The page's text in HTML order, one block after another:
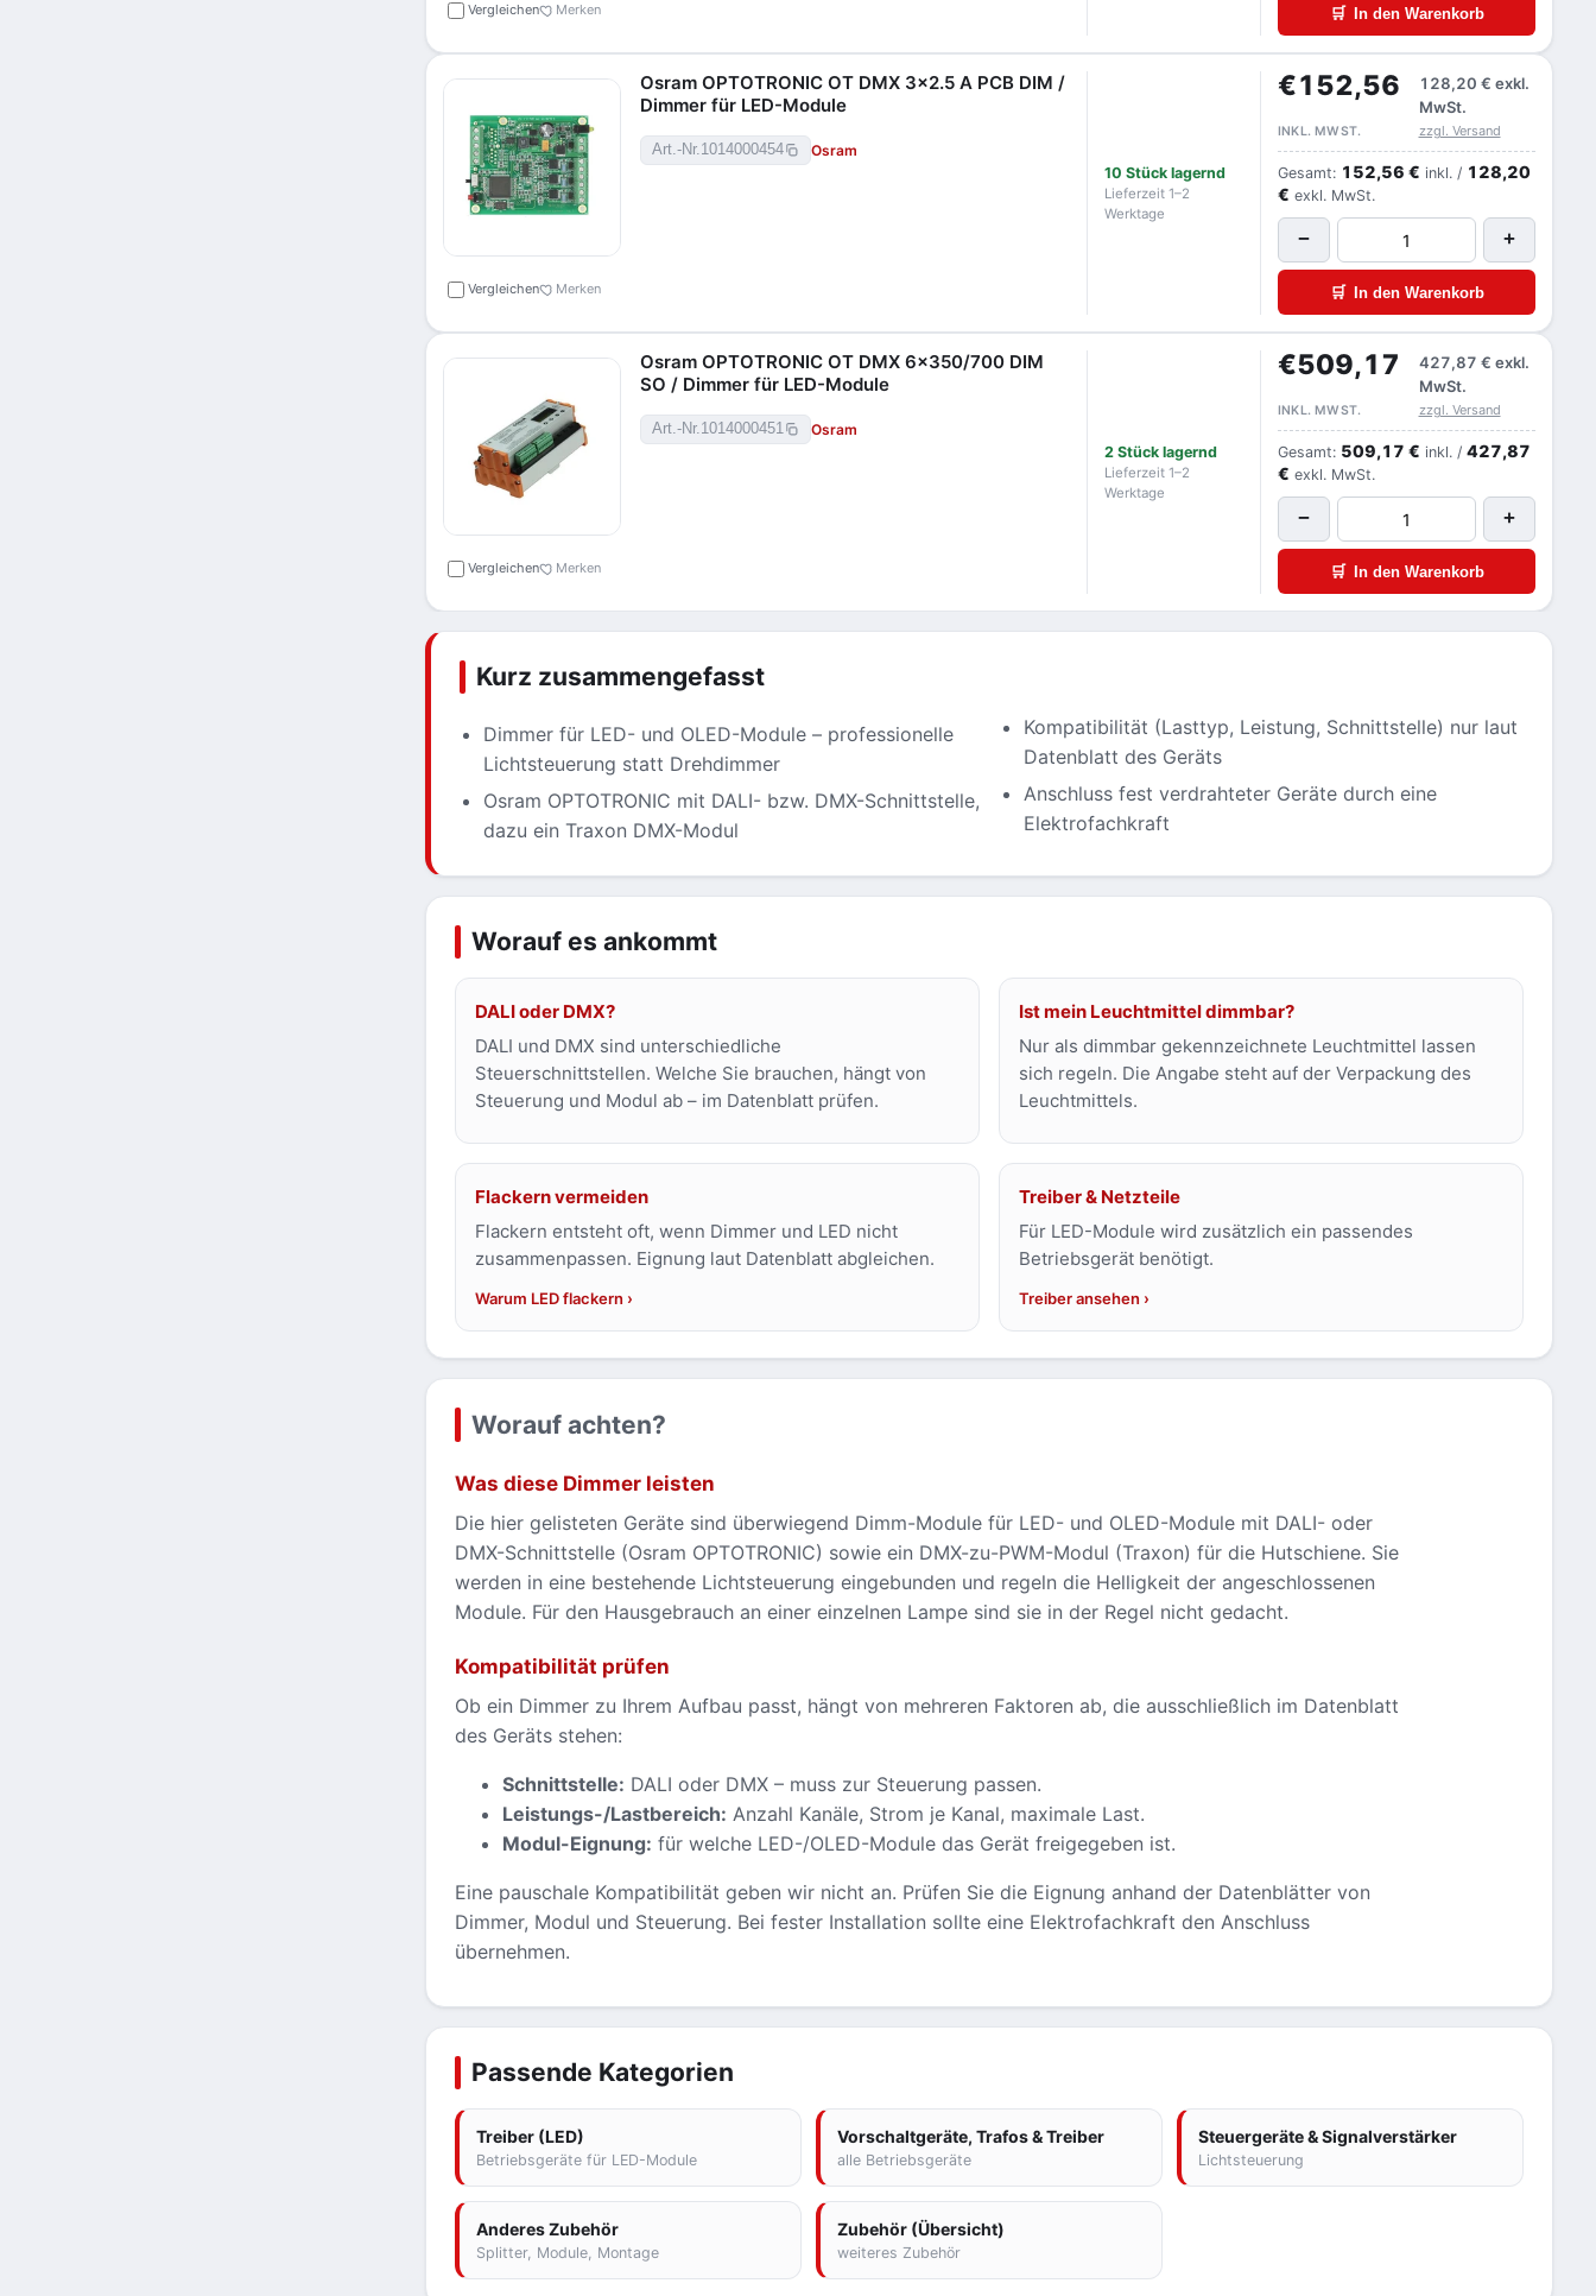
Vergleichen Merken 🛒 In den Warenkorb
Vergleichen Merken
Osram OPTOTRONIC OT DMX 3x2.5 A PCB DIM /
Dimmer für LED-Module
Art.-Nr.1014000454
Osram
10 Stück lagernd
Lieferzeit 1–2
Werktage
€152,56 128,20 € exkl.
MwSt.
INKL. MWST. zzgl. Versand
Gesamt: 152,56 € inkl. / 128,20
€ exkl. MwSt.
− +
🛒 In den Warenkorb
Vergleichen Merken
Osram OPTOTRONIC OT DMX 6x350/700 DIM
SO / Dimmer für LED-Module
Art.-Nr.1014000451
Osram
2 Stück lagernd
Lieferzeit 1–2
Werktage
€509,17 427,87 € exkl.
MwSt.
INKL. MWST. zzgl. Versand
Gesamt: 509,17 € inkl. / 427,87
€ exkl. MwSt.
− +
🛒 In den Warenkorb
Kurz zusammengefasst
Dimmer für LED- und OLED-Module – professionelle
Lichtsteuerung statt Drehdimmer
Osram OPTOTRONIC mit DALI- bzw. DMX-Schnittstelle,
dazu ein Traxon DMX-Modul
Kompatibilität (Lasttyp, Leistung, Schnittstelle) nur laut
Datenblatt des Geräts
Anschluss fest verdrahteter Geräte durch eine
Elektrofachkraft
Worauf es ankommt
DALI oder DMX?
DALI und DMX sind unterschiedliche
Steuerschnittstellen. Welche Sie brauchen, hängt von
Steuerung und Modul ab – im Datenblatt prüfen.
Ist mein Leuchtmittel dimmbar?
Nur als dimmbar gekennzeichnete Leuchtmittel lassen
sich regeln. Die Angabe steht auf der Verpackung des
Leuchtmittels.
Flackern vermeiden
Flackern entsteht oft, wenn Dimmer und LED nicht
zusammenpassen. Eignung laut Datenblatt abgleichen.
Warum LED flackern
Treiber & Netzteile
Für LED-Module wird zusätzlich ein passendes
Betriebsgerät benötigt.
Treiber ansehen
Worauf achten?
Was diese Dimmer leisten
Die hier gelisteten Geräte sind überwiegend Dimm-Module für LED- und OLED-Module mit DALI- oder
DMX-Schnittstelle (Osram OPTOTRONIC) sowie ein DMX-zu-PWM-Modul (Traxon) für die Hutschiene. Sie
werden in eine bestehende Lichtsteuerung eingebunden und regeln die Helligkeit der angeschlossenen
Module. Für den Hausgebrauch an einer einzelnen Lampe sind sie in der Regel nicht gedacht.
Kompatibilität prüfen
Ob ein Dimmer zu Ihrem Aufbau passt, hängt von mehreren Faktoren ab, die ausschließlich im Datenblatt
des Geräts stehen:
Schnittstelle: DALI oder DMX – muss zur Steuerung passen.
Leistungs-/Lastbereich: Anzahl Kanäle, Strom je Kanal, maximale Last.
Modul-Eignung: für welche LED-/OLED-Module das Gerät freigegeben ist.
Eine pauschale Kompatibilität geben wir nicht an. Prüfen Sie die Eignung anhand der Datenblätter von
Dimmer, Modul und Steuerung. Bei fester Installation sollte eine Elektrofachkraft den Anschluss
übernehmen.
Passende Kategorien
Treiber (LED)
Betriebsgeräte für LED-Module
Vorschaltgeräte, Trafos & Treiber
alle Betriebsgeräte
Steuergeräte & Signalverstärker
Lichtsteuerung
Anderes Zubehör
Splitter, Module, Montage
Zubehör (Übersicht)
weiteres Zubehör